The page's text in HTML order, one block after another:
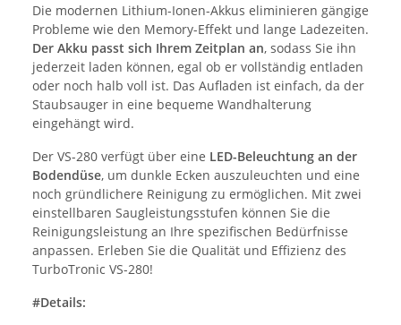
Die modernen Lithium-Ionen-Akkus eliminieren gängige
Probleme wie den Memory-Effekt und lange Ladezeiten.
Der Akku passt sich Ihrem Zeitplan an, sodass Sie ihn
jederzeit laden können, egal ob er vollständig entladen
oder noch halb voll ist. Das Aufladen ist einfach, da der
Staubsauger in eine bequeme Wandhalterung
eingehängt wird.
Der VS-280 verfügt über eine LED-Beleuchtung an der
Bodendüse, um dunkle Ecken auszuleuchten und eine
noch gründlichere Reinigung zu ermöglichen. Mit zwei
einstellbaren Saugleistungsstufen können Sie die
Reinigungsleistung an Ihre spezifischen Bedürfnisse
anpassen. Erleben Sie die Qualität und Effizienz des
TurboTronic VS-280!
#Details: